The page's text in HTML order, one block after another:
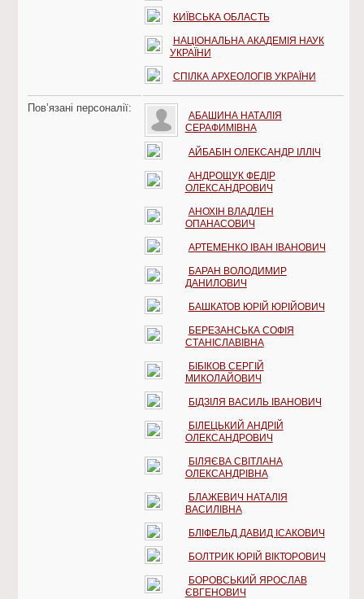
КИЇВСЬКА ОБЛАСТЬ
НАЦІОНАЛЬНА АКАДЕМІЯ НАУК
УКРАЇНИ
СПІЛКА АРХЕОЛОГІВ УКРАЇНИ
Пов’язані персоналії:
АБАШИНА НАТАЛІЯ
СЕРАФИМІВНА
АЙБАБІН ОЛЕКСАНДР ІЛЛІЧ
АНДРОЩУК ФЕДІР
ОЛЕКСАНДРОВИЧ
АНОХІН ВЛАДЛЕН
ОПАНАСОВИЧ
АРТЕМЕНКО ІВАН ІВАНОВИЧ
БАРАН ВОЛОДИМИР
ДАНИЛОВИЧ
БАШКАТОВ ЮРІЙ ЮРІЙОВИЧ
БЕРЕЗАНСЬКА СОФІЯ
СТАНІСЛАВІВНА
БІБІКОВ СЕРГІЙ
МИКОЛАЙОВИЧ
БІДЗІЛЯ ВАСИЛЬ ІВАНОВИЧ
БІЛЕЦЬКИЙ АНДРІЙ
ОЛЕКСАНДРОВИЧ
БІЛЯЄВА СВІТЛАНА
ОЛЕКСАНДРІВНА
БЛАЖЕВИЧ НАТАЛІЯ
ВАСИЛІВНА
БЛІФЕЛЬД ДАВИД ІСАКОВИЧ
БОЛТРИК ЮРІЙ ВІКТОРОВИЧ
БОРОВСЬКИЙ ЯРОСЛАВ
ЄВГЕНОВИЧ